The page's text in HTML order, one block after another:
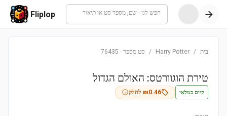
חפש לגו - שם, מספר סט או תיאור Fliplop
בית /
Harry Potter
/ סט מספר -
76435
טירת הוגוורטס: האולם הגדול
קיים במלאי ₪0.46 לחלק